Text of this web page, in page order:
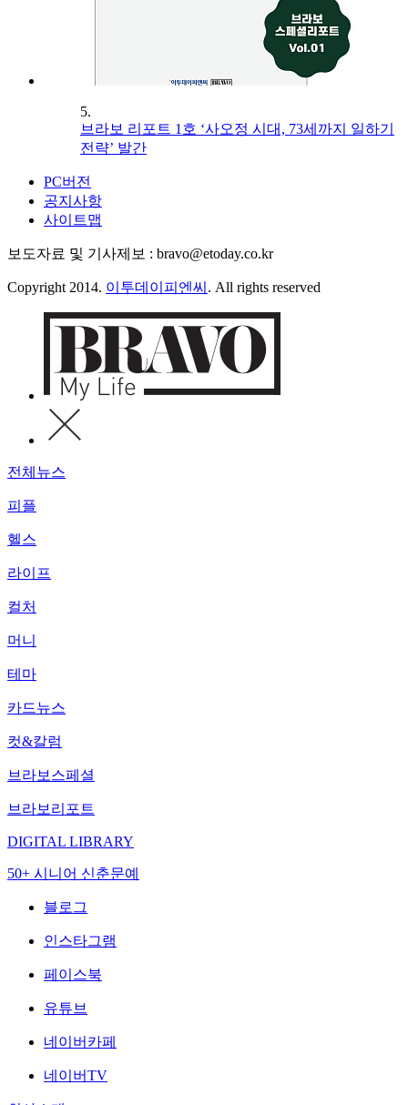
5.
브라보 리포트 1호 ‘사오정 시대, 73세까지 일하기
전략’ 발간
PC버전
공지사항
사이트맵
보도자료 및 기사제보 : bravo@etoday.co.kr
Copyright 2014. 이투데이피엔씨 . All rights reserved
전체뉴스
피플
헬스
라이프
컬처
머니
테마
카드뉴스
컷&칼럼
브라보스페셜
브라보리포트
DIGITAL LIBRARY
50+ 시니어 신춘문예
블로그
인스타그램
페이스북
유튜브
네이버카페
네이버TV